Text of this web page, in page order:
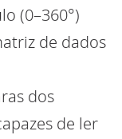
(0–360°)
de dados
dos
de ler